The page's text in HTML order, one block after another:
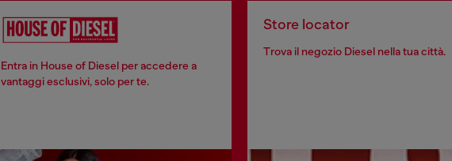
Entra in House of Diesel per accedere a
vantaggi esclusivi, solo per te.
Store locator
Trova il negozio Diesel nella tua città.